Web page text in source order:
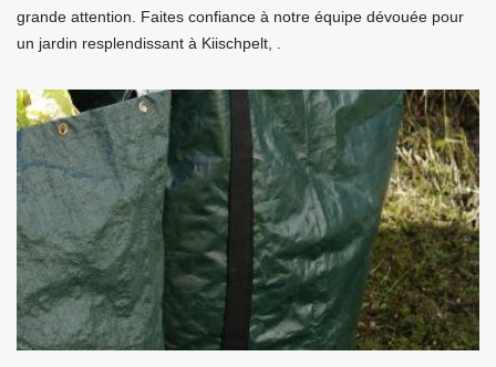
grande attention. Faites confiance à notre équipe dévouée pour
un jardin resplendissant à Kiischpelt, .